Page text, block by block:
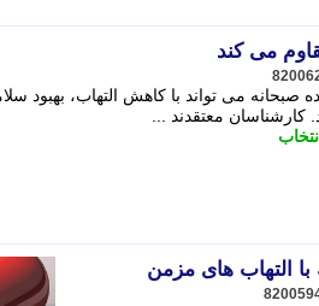
می کند
صبحانه می تواند با کاهش التهاب، بهبود
معتقدند ...
انتخاب
با التهاب های مزمن